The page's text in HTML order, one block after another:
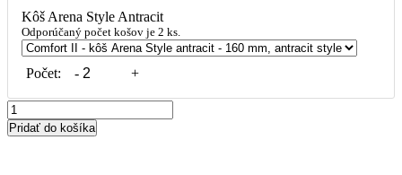
Kôš Arena Style Antracit
Odporúčaný počet košov je 2 ks.
Počet: - +
Pridať do košíka